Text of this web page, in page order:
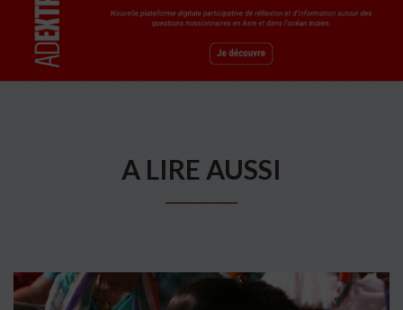
A LIRE AUSSI